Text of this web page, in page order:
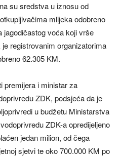
su sredstva u iznosu od
mlijeka odobreno
jagodičastog voća koji vrše
registrovanim organizatorima
62.305 KM.
premijera i ministar za
ZDK, podsjeća da je
u budžetu Ministarstva
ZDK-a opredijeljeno
jedan milion, od čega
sjetvi te oko 700.000 KM po